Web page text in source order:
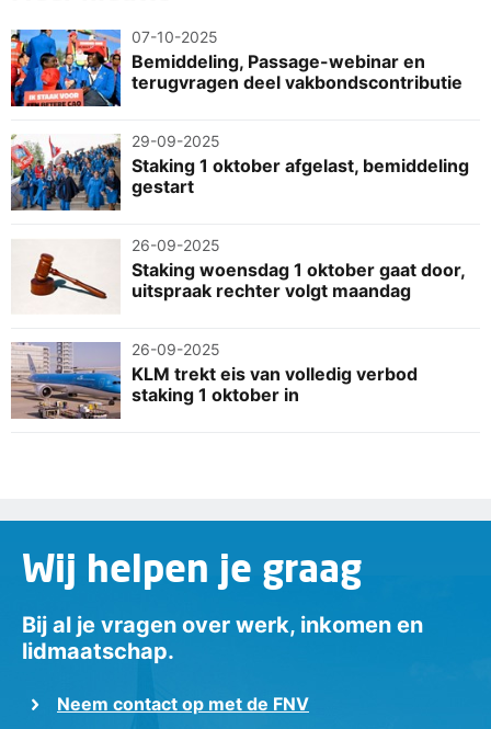
07-10-2025
Bemiddeling, Passage-webinar en
terugvragen deel vakbondscontributie
29-09-2025
Staking 1 oktober afgelast, bemiddeling
gestart
26-09-2025
Staking woensdag 1 oktober gaat door,
uitspraak rechter volgt maandag
26-09-2025
KLM trekt eis van volledig verbod
staking 1 oktober in
Wij helpen je graag
Bij al je vragen over werk, inkomen en
lidmaatschap.
Neem contact op met de FNV